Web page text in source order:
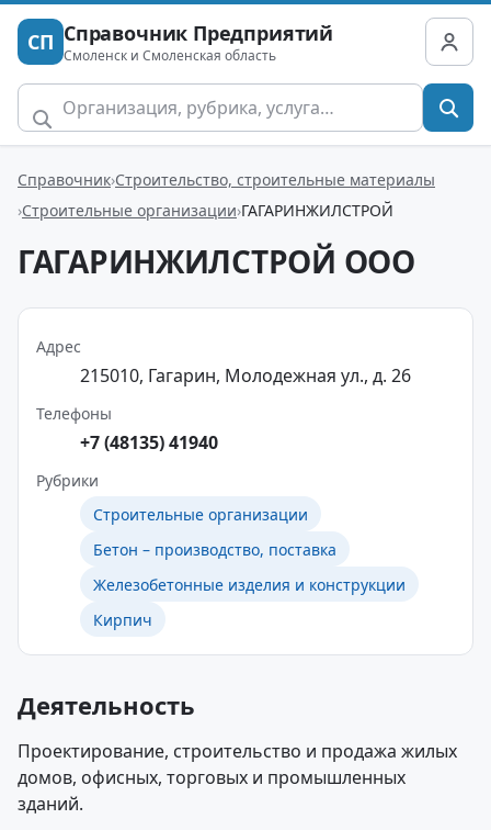
СП Справочник Предприятий
Смоленск и Смоленская область
Справочник Строительство, строительные материалы
Строительные организации ГАГАРИНЖИЛСТРОЙ
ГАГАРИНЖИЛСТРОЙ ООО
Адрес
215010, Гагарин, Молодежная ул., д. 26
Телефоны
+7 (48135) 41940
Рубрики
Строительные организации
Бетон – производство, поставка
Железобетонные изделия и конструкции
Кирпич
Деятельность
Проектирование, строительство и продажа жилых
домов, офисных, торговых и промышленных
зданий.